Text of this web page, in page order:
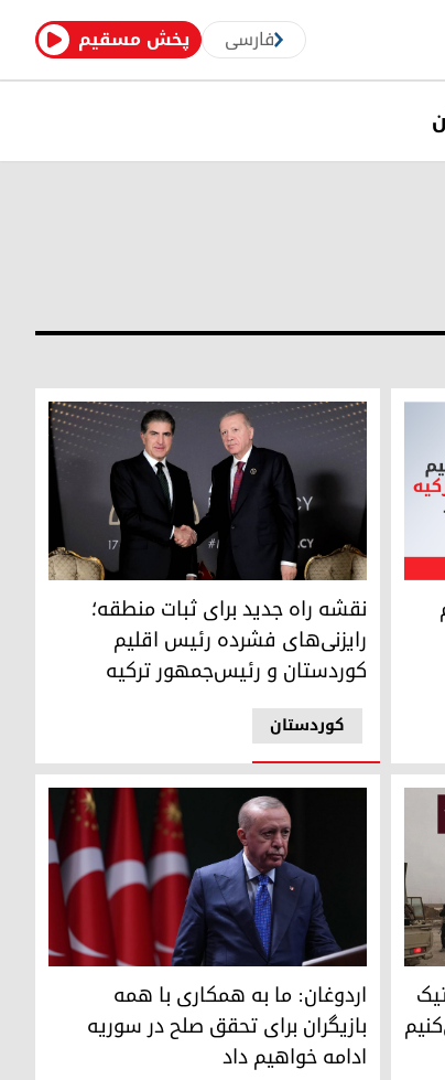
پخش مسقیم فارسی
به ترکیه
نقشه راه جدید برای ثبات منطقه؛ رایزنی‌های
کوردستان
نقشه راه جدید برای ثبات منطقه؛
رایزنی‌های فشرده رئیس اقلیم
کوردستان و رئیس‌جمهور ترکیه
ساختار دولت سوریه حمایت می‌کنیم
اردوغان: ما به همکاری با همه بازیگران برای
اردوغان: ما به همکاری با همه
بازیگران برای تحقق صلح در سوریه
ادامه خواهیم داد